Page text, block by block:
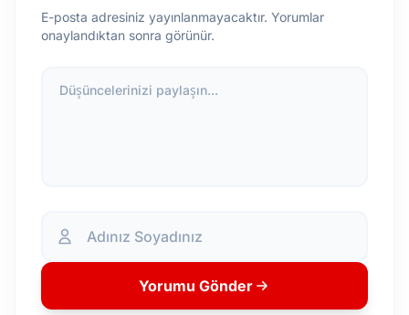
E-posta adresiniz yayınlanmayacaktır. Yorumlar
onaylandıktan sonra görünür.
Düşüncelerinizi paylaşın...
Yorumu Gönder